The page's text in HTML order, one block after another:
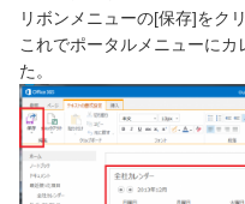
リボンメニューの[保存]をク
これでポータルメニューに
た。